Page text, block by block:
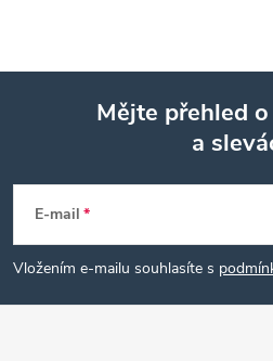
p
a
Mějte přehled
a
E-mail
Vložením e-mailu souhlasíte s